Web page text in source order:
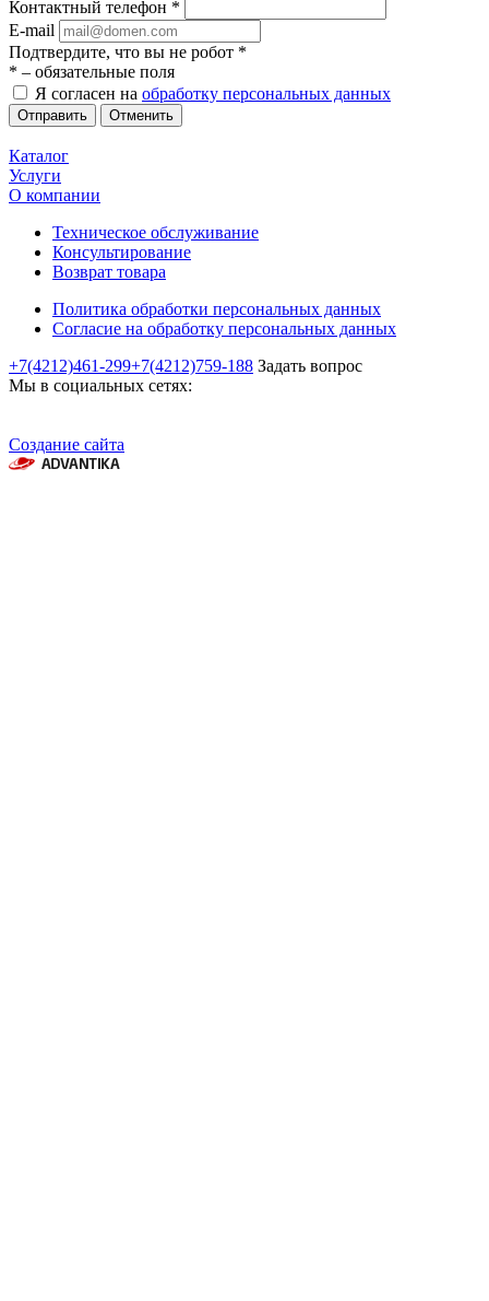
Контактный телефон *
E-mail
Подтвердите, что вы не робот *
* – обязательные поля
Я согласен на обработку персональных данных
Отменить
Каталог
Услуги
О компании
Техническое обслуживание
Консультирование
Возврат товара
Политика обработки персональных данных
Согласие на обработку персональных данных
+7(4212)461-299+7(4212)759-188 Задать вопрос
Мы в социальных сетях:
Создание сайта